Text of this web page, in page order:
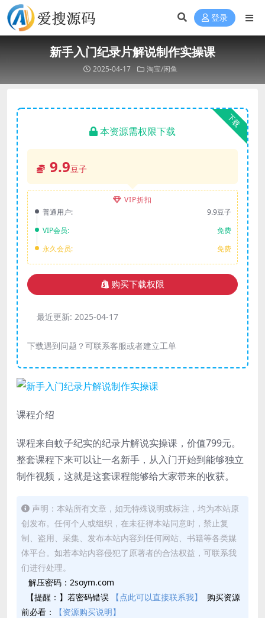
登录
新手入门纪录片解说制作实操课
2025-04-17 淘宝/闲鱼
下载
本资源需权限下载
9.9豆子
VIP折扣
普通用户:
9.9豆子
VIP会员:
免费
永久会员:
免费
购买下载权限
最近更新: 2025-04-17
下载遇到问题？可联系客服或者建立工单
课程介绍
课程来自蚊子纪实的纪录片解说实操课，价值799元。
整套课程下来可以让一名新手，从入门开始到能够独立
制作视频，这就是这套课程能够给大家带来的收获。
声明：本站所有文章，如无特殊说明或标注，均为本站原
创发布。任何个人或组织，在未征得本站同意时，禁止复
制、盗用、采集、发布本站内容到任何网站、书籍等各类媒
体平台。如若本站内容侵犯了原著者的合法权益，可联系我
们进行处理。
解压密码：2soym.com
【提醒：】若密码错误
【点此可以直接联系我】
购买资源
前必看：
【资源购买说明】